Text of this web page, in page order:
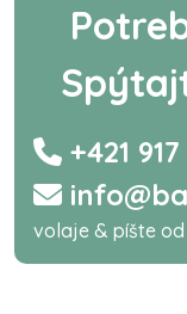
+421
volaje & píšte od